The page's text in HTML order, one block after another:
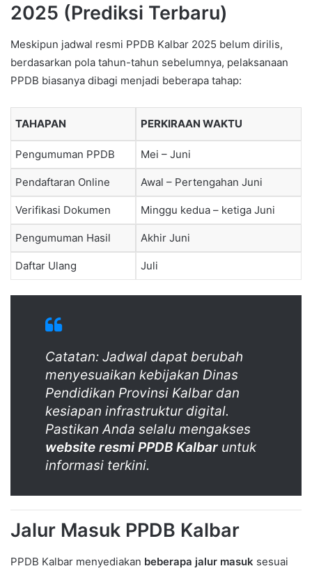
2025 (Prediksi Terbaru)
Meskipun jadwal resmi PPDB Kalbar 2025 belum dirilis,
berdasarkan pola tahun-tahun sebelumnya, pelaksanaan
PPDB biasanya dibagi menjadi beberapa tahap:
TAHAPAN PERKIRAAN WAKTU
Pengumuman PPDB Mei – Juni
Pendaftaran Online Awal – Pertengahan Juni
Verifikasi Dokumen Minggu kedua – ketiga Juni
Pengumuman Hasil Akhir Juni
Daftar Ulang Juli
Catatan: Jadwal dapat berubah
menyesuaikan kebijakan Dinas
Pendidikan Provinsi Kalbar dan
kesiapan infrastruktur digital.
Pastikan Anda selalu mengakses
website resmi PPDB Kalbar untuk
informasi terkini.
Jalur Masuk PPDB Kalbar
PPDB Kalbar menyediakan beberapa jalur masuk sesuai